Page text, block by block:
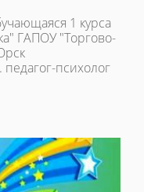
1 курса
ГАПОУ "Торгово-
психолог